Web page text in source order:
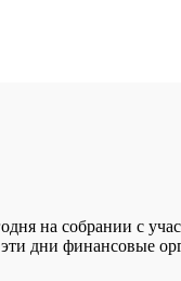
на собрании с
дни финансовые